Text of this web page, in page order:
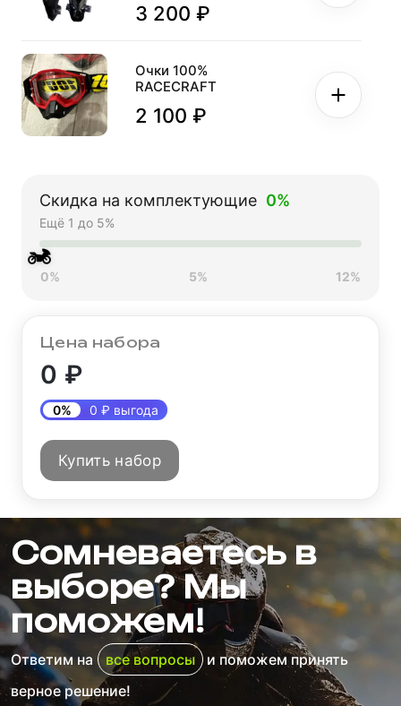
3 200 ₽
Очки 100%
RACECRAFT
2 100 ₽
Скидка на комплектующие 0%
Ещё 1 до 5%
🏍
0% 5% 12%
Цена набора
0 ₽
0% 0 ₽ выгода
Купить набор
Сомневаетесь в
выборе? Мы
поможем!
Ответим на все вопросы
и поможем принять
верное решение!